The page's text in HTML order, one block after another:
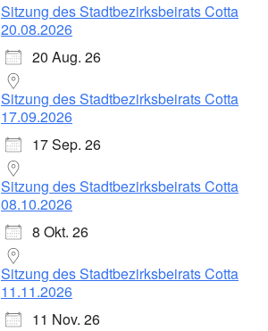
Sitzung des Stadtbezirksbeirats Cotta
20.08.2026
20 Aug. 26
Sitzung des Stadtbezirksbeirats Cotta
17.09.2026
17 Sep. 26
Sitzung des Stadtbezirksbeirats Cotta
08.10.2026
8 Okt. 26
Sitzung des Stadtbezirksbeirats Cotta
11.11.2026
11 Nov. 26